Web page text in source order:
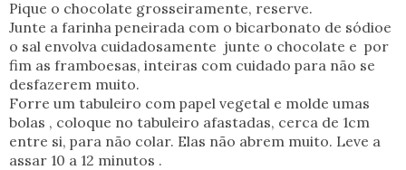
Pique o chocolate grosseiramente, reserve.
Junte a farinha peneirada com o bicarbonato de sódioe
o sal envolva cuidadosamente junte o chocolate e por
fim as framboesas, inteiras com cuidado para não se
desfazerem muito.
Forre um tabuleiro com papel vegetal e molde umas
bolas , coloque no tabuleiro afastadas, cerca de 1cm
entre si, para não colar. Elas não abrem muito. Leve a
assar 10 a 12 minutos .